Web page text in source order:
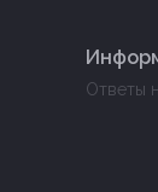
Ответы